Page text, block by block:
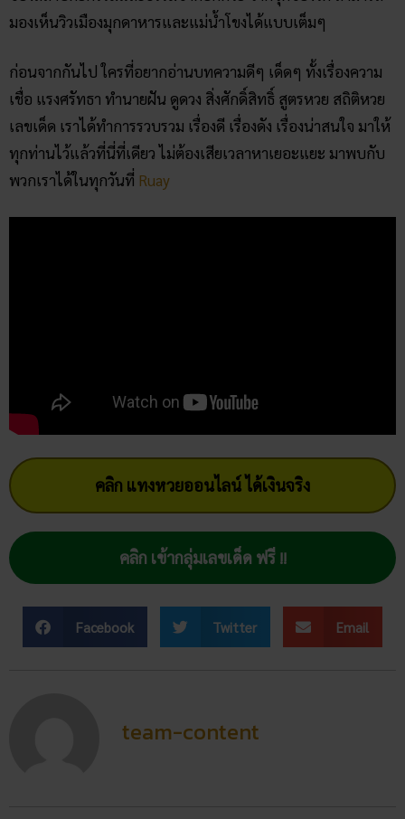
เลขเด็ด เราได้ทำการรวบรวม เรื่องดี เรื่องดัง เรื่องน่าสนใจ มาให้
ทุกท่านไว้แล้วที่นี่ที่เดียว ไม่ต้องเสียเวลาหาเยอะแยะ มาพบกับ
พวกเราได้ในทุกวันที่Ruay
คลิก เข้ากลุ่มเลขเด็ด ฟรี !!
Facebook Twitter Email
team-content
โพสต์ล่าสุด